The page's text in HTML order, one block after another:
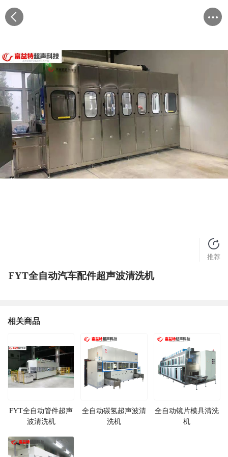
推荐
FYT全自动汽车配件超声波清洗机
相关商品
FYT全自动管件超声
波清洗机
全自动碳氢超声波清
洗机
全自动镜片模具清洗
机